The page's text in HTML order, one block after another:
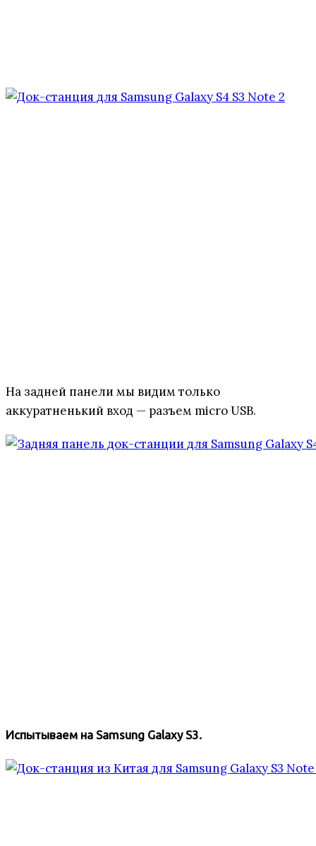
На задней панели мы видим только
аккуратненький вход — разъем micro USB.
Испытываем на Samsung Galaxy S3.